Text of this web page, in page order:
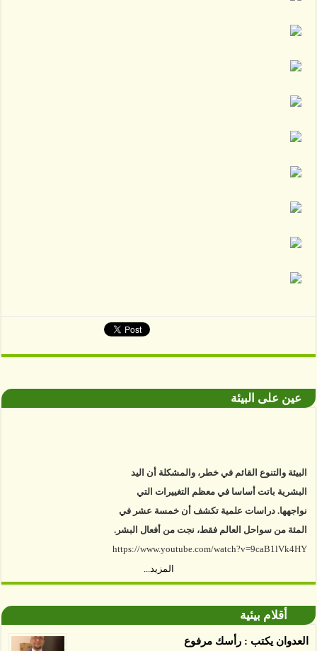
عين على البيئة
البيئة والتنوع القائم في خطر، والمشكلة أن اليد
البشرية باتت أساسا في معظم التغييرات التي
نواجهها. دراسات علمية تكشف أن خمسة عشر في
المئة من سواحل العالم فقط، نجت من أفعال البشر.
توصل العلماء إلى أن غابات زيت النخيل التي تم
الأرض غير المعتمدة، وذلك حسب دراسة كشفت
الغطاء عن أي ادعاءات تقول بأن الزيت يمكن ألا
المزيد...
أقلام بيئية
العدوان يكتب : رأسك مرفوع